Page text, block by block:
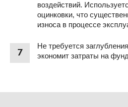
воздействий.
оцинковки, что
износа в процессе
7
Не требуется
экономит затраты на